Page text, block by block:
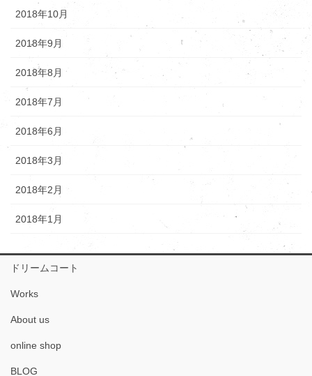
2018年10月
2018年9月
2018年8月
2018年7月
2018年6月
2018年3月
2018年2月
2018年1月
ドリームコート
Works
About us
online shop
BLOG